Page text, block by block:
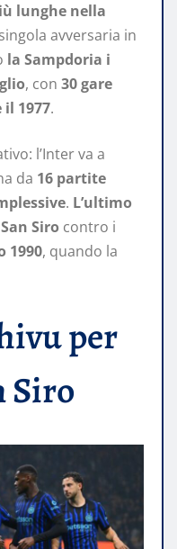
lunghe nella
avversaria in
la Sampdoria i
, con 30 gare
1977.
l’Inter va a
da 16 partite
. L’ultimo
Siro contro i
1990, quando la
per
Siro